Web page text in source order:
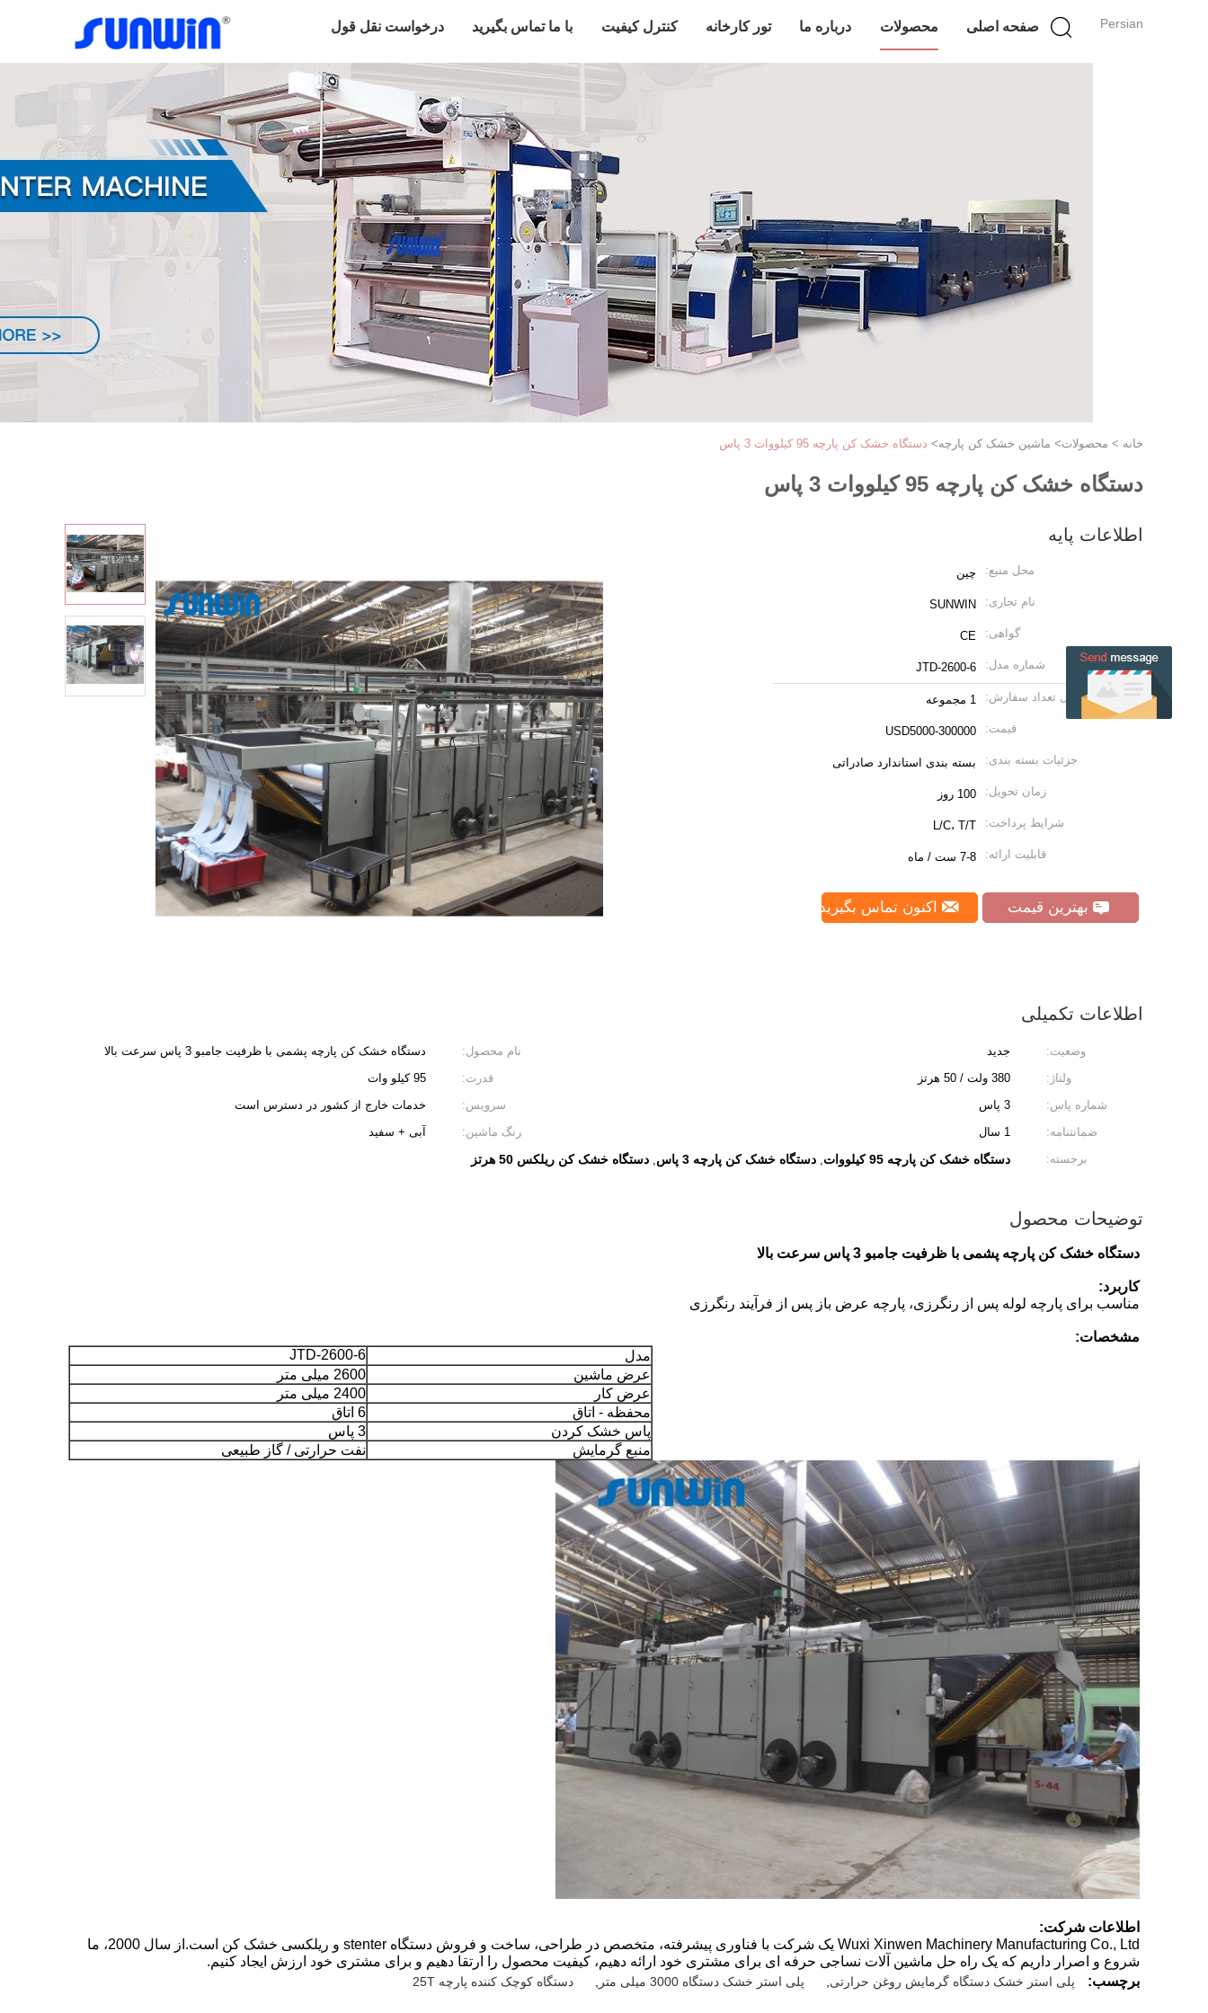
Persian صفحه اصلی محصولات درباره ما تور کارخانه کنترل کیفیت با ما تماس بگیرید درخواست نقل قول
خانه > محصولات> ماشین خشک کن پارچه> دستگاه خشک کن پارچه 95 کیلووات 3 پاس
دستگاه خشک کن پارچه 95 کیلووات 3 پاس
اطلاعات پایه
محل منبع: چین
نام تجاری: SUNWIN
گواهی: CE
شماره مدل: JTD-2600-6
مقدار حداقل تعداد سفارش: 1 مجموعه
قیمت: USD5000-300000
جزئیات بسته بندی: بسته بندی استاندارد صادراتی
زمان تحویل: 100 روز
شرایط پرداخت: L/C، T/T
قابلیت ارائه: 7-8 ست / ماه
بهترین قیمت اکنون تماس بگیرید
اطلاعات تکمیلی
وضعیت: جدید نام محصول:
دستگاه خشک کن پارچه پشمی با ظرفیت جامبو 3 پاس سرعت بالا
ولتاژ:
380 ولت / 50 هرتز قدرت:
95 کیلو وات
شماره پاس:
3 پاس سرویس:
خدمات خارج از کشور در دسترس است
ضمانتنامه:
1 سال رنگ ماشین:
آبی + سفید
برجسته:
دستگاه خشک کن پارچه 95 کیلووات , دستگاه خشک کن پارچه 3 پاس , دستگاه خشک کن ریلکس 50 هرتز
توضیحات محصول
دستگاه خشک کن پارچه پشمی با ظرفیت جامبو 3 پاس سرعت بالا
کاربرد:
مناسب برای پارچه لوله پس از رنگرزی، پارچه عرض باز پس از فرآیند رنگرزی
مشخصات:
مدل
JTD-2600-6
عرض ماشین
2600 میلی متر
عرض کار
2400 میلی متر
محفظه - اتاق
6 اتاق
پاس خشک کردن
3 پاس
منبع گرمایش
نفت حرارتی / گاز طبیعی
اطلاعات شرکت:
Wuxi Xinwen Machinery Manufacturing Co., Ltd یک شرکت با فناوری پیشرفته، متخصص در طراحی، ساخت و فروش دستگاه stenter و ریلکسی خشک کن است.از سال 2000، ما
شروع و اصرار داریم که یک راه حل ماشین آلات نساجی حرفه ای برای مشتری خود ارائه دهیم، کیفیت محصول را ارتقا دهیم و برای مشتری خود ارزش ایجاد کنیم.
برچسب:
پلی استر خشک دستگاه گرمایش روغن حرارتی پلی استر خشک دستگاه 3000 میلی متر دستگاه کوچک کننده پارچه 25T